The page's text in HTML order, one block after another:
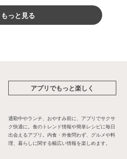
もっと見る
アプリでもっと楽しく
通勤中やランチ、おやすみ前に、アプリでサクサ
ク快適に。食のトレンド情報や簡単レシピに毎日
出会えるアプリ。内食・外食問わず、グルメや料
理、暮らしに関する幅広い情報を楽しめます。